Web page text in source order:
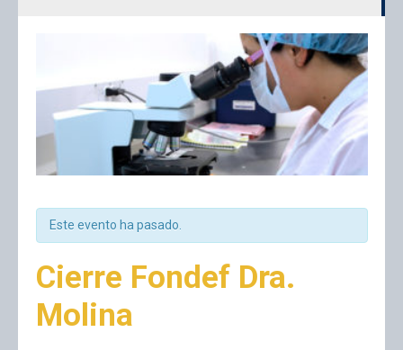
Este evento ha pasado.
Cierre Fondef Dra.
Molina